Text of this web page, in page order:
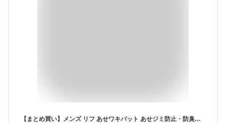
【まとめ買い】メンズ リフ あせワキパット あせジミ防止・防臭シート ホワイト 20枚【×7個】